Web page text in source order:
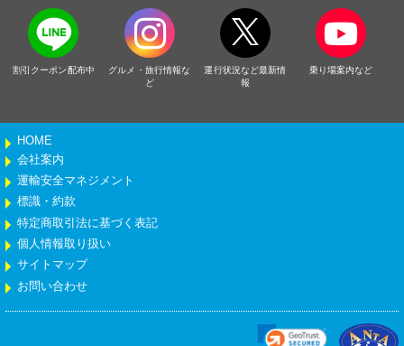
割引クーポン配布中
グルメ・旅行情報な
ど
運行状況など最新情
報
乗り場案内など
HOME
会社案内
運輸安全マネジメント
標識・約款
特定商取引法に基づく表記
個人情報取り扱い
サイトマップ
お問い合わせ